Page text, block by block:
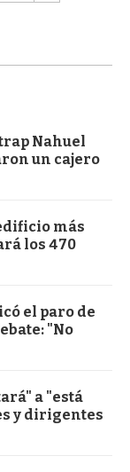
Nahuel
un cajero
más
los 470
el paro de
"No
a "está
y dirigentes